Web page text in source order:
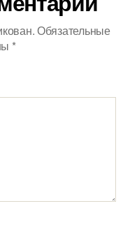
Обязательные
*